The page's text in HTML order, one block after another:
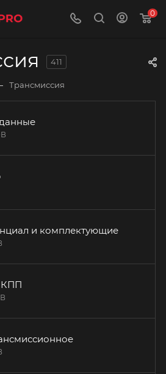
0
411
Трансмиссия
и комплектующие
КПП